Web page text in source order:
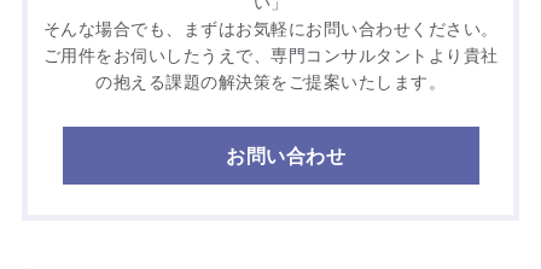
そんな場合でも、まずはお気軽にお問い合わせください。
ご用件をお伺いしたうえで、専門コンサルタントより貴社
の抱える課題の解決策をご提案いたします。
お問い合わせ